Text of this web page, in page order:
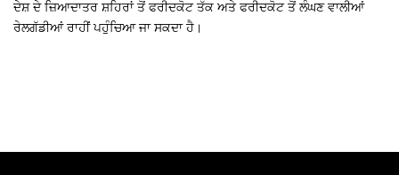
ਦੇਸ਼ ਦੇ ਜ਼ਿਆਦਾਤਰ ਸ਼ਹਿਰਾਂ ਤੋਂ ਫਰੀਦਕੋਟ ਤੱਕ ਅਤੇ ਫਰੀਦਕੋਟ ਤੋਂ ਲੰਘਣ ਵਾਲੀਆਂ
ਰੇਲਗੱਡੀਆਂ ਰਾਹੀਂ ਪਹੁੰਚਿਆ ਜਾ ਸਕਦਾ ਹੈ।